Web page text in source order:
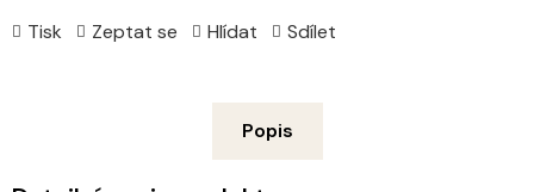
Tisk Zeptat se Hlídat Sdílet
Popis